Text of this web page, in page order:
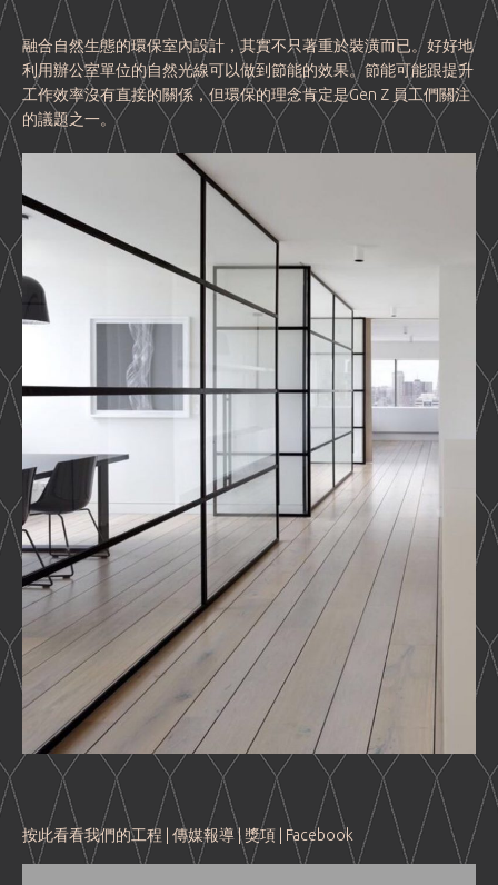
融合自然生態的環保室內設計，其實不只著重於裝潢而已。好好地
利用辦公室單位的自然光線可以做到節能的效果。節能可能跟提升
工作效率沒有直接的關係，但環保的理念肯定是Gen Z 員工們關注
的議題之一。
按此看看我們的工程 傳媒報導|獎項 Facebook